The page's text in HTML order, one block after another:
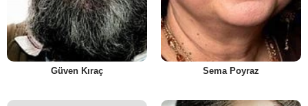
Güven Kıraç Sema Poyraz